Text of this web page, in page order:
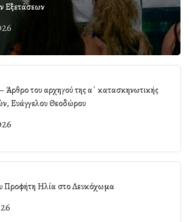
Εξετάσεων
Άρθρο του αρχηγού της α΄ κατασκηνωτικής
Ευάγγελου Θεοδώρου
Προφήτη Ηλία στο Λευκόχωμα